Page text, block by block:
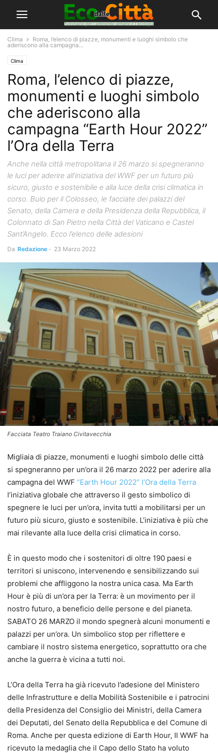
Clima
Roma, l’elenco di piazze, monumenti e luoghi simbolo che
aderiscono alla campagna...
Clima
Roma, l’elenco di piazze,
monumenti e luoghi simbolo
che aderiscono alla
campagna “Earth Hour 2022”
l’Ora della Terra
Anche nella città metropolitana il 26 marzo si spegneranno
le luci per aderire all’iniziativa del WWF per un futuro più
sicuro, giusto e sostenibile e alla luce della crisi climatica in
corso. Buio per il Colosseo, le facciate dei palazzi del
Senato, della Camera e della Presidenza della Repubblica, il
Colonnato di San Pietro nella Città del Vaticano e Castel
Sant’Angelo. Ecco l’elenco delle adesioni
Da Redazione - 23 Marzo 2022
Facciata Teatro Traiano Civitavecchia
Migliaia di piazze, monumenti e luoghi simbolo delle città
si spegneranno per un’ora il 26 marzo 2022 per aderire alla
campagna del WWF “Earth Hour 2022” l’Ora della Terra
l’iniziativa globale che attraverso il gesto simbolico di
spegnere le luci per un’ora, invita tutti a mobilitarsi per un
futuro più sicuro, giusto e sostenibile. L’iniziativa è più che
mai rilevante alla luce della crisi climatica in corso.
È in questo modo che i sostenitori di oltre 190 paesi e
territori si uniscono, intervenendo e sensibilizzando sui
problemi che affliggono la nostra unica casa. Ma Earth
Hour è più di un’ora per la Terra: è un movimento per il
nostro futuro, a beneficio delle persone e del pianeta.
SABATO 26 MARZO il mondo spegnerà alcuni monumenti e
palazzi per un’ora. Un simbolico stop per riflettere e
cambiare il nostro sistema energetico, soprattutto ora che
anche la guerra è vicina a tutti noi.
L’Ora della Terra ha già ricevuto l’adesione del Ministero
delle Infrastrutture e della Mobilità Sostenibile e i patrocini
della Presidenza del Consiglio dei Ministri, della Camera
dei Deputati, del Senato della Repubblica e del Comune di
Roma. Anche per questa edizione di Earth Hour, Il WWF ha
ricevuto la medaglia che il Capo dello Stato ha voluto